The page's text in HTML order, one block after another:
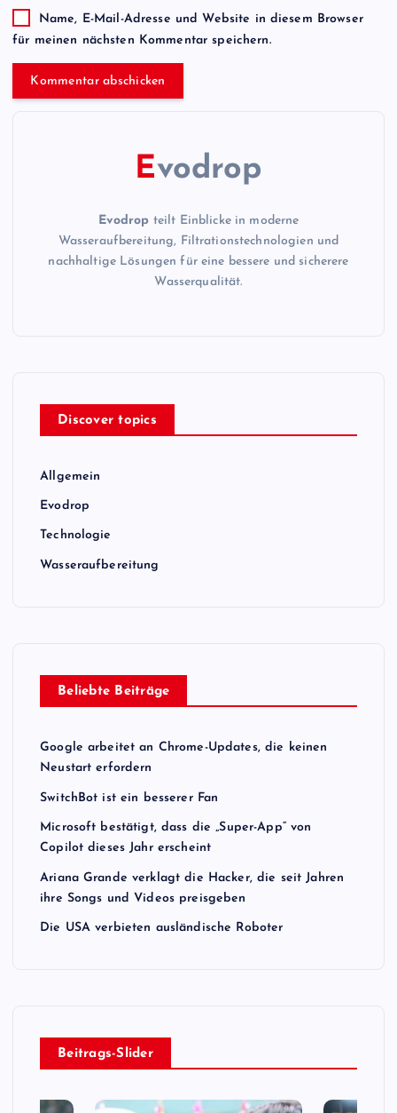
Name, E-Mail-Adresse und Website in diesem Browser
für meinen nächsten Kommentar speichern.
Evodrop
Evodrop teilt Einblicke in moderne
Wasseraufbereitung, Filtrationstechnologien und
nachhaltige Lösungen für eine bessere und sicherere
Wasserqualität.
Discover topics
Allgemein
Evodrop
Technologie
Wasseraufbereitung
Beliebte Beiträge
Google arbeitet an Chrome-Updates, die keinen
Neustart erfordern
SwitchBot ist ein besserer Fan
Microsoft bestätigt, dass die „Super-App“ von
Copilot dieses Jahr erscheint
Ariana Grande verklagt die Hacker, die seit Jahren
ihre Songs und Videos preisgeben
Die USA verbieten ausländische Roboter
Beitrags-Slider